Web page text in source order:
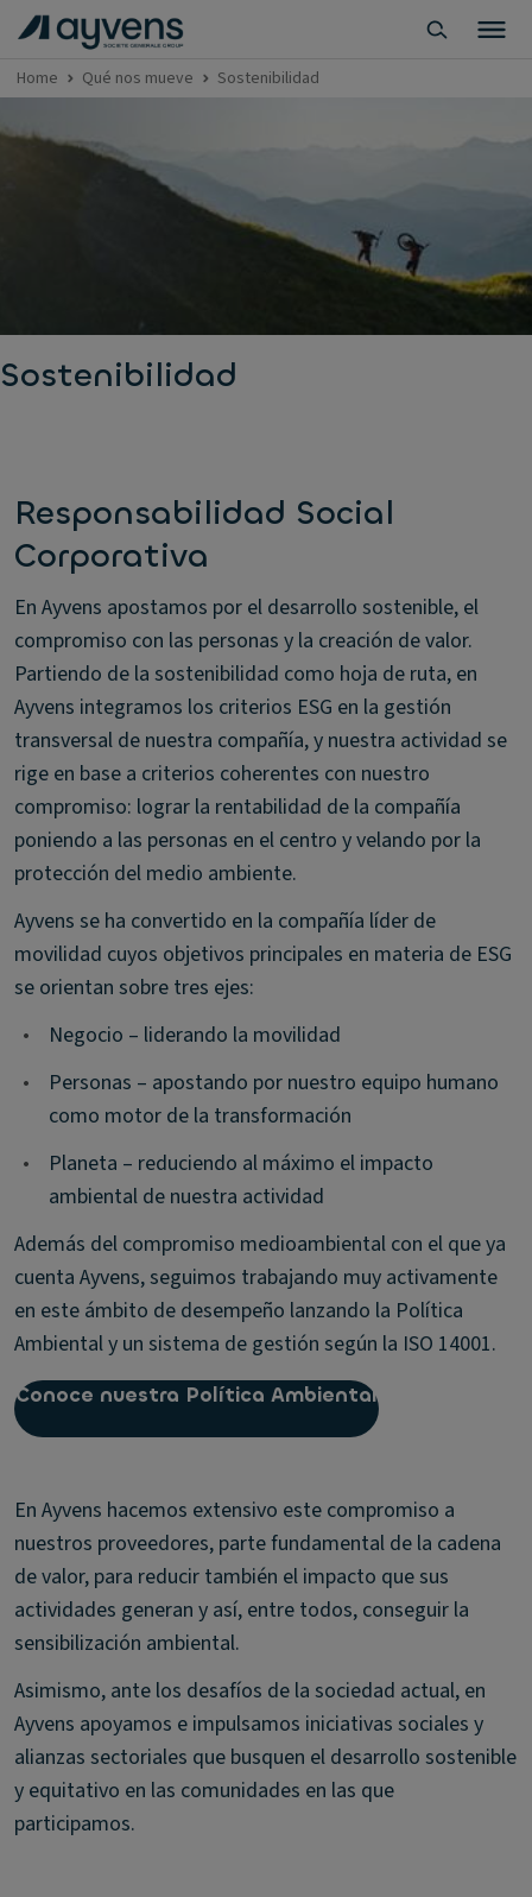
Home Qué nos mueve Sostenibilidad
Sostenibilidad
Responsabilidad Social
Corporativa
En Ayvens apostamos por el desarrollo sostenible, el
compromiso con las personas y la creación de valor.
Partiendo de la sostenibilidad como hoja de ruta, en
Ayvens integramos los criterios ESG en la gestión
transversal de nuestra compañía, y nuestra actividad se
rige en base a criterios coherentes con nuestro
compromiso: lograr la rentabilidad de la compañía
poniendo a las personas en el centro y velando por la
protección del medio ambiente.
Ayvens se ha convertido en la compañía líder de
movilidad cuyos objetivos principales en materia de ESG
se orientan sobre tres ejes:
•
Negocio – liderando la movilidad
•
Personas – apostando por nuestro equipo humano
como motor de la transformación
•
Planeta – reduciendo al máximo el impacto
ambiental de nuestra actividad
Además del compromiso medioambiental con el que ya
cuenta Ayvens, seguimos trabajando muy activamente
en este ámbito de desempeño lanzando la Política
Ambiental y un sistema de gestión según la ISO 14001.
Conoce nuestra Política Ambiental
En Ayvens hacemos extensivo este compromiso a
nuestros proveedores, parte fundamental de la cadena
de valor, para reducir también el impacto que sus
actividades generan y así, entre todos, conseguir la
sensibilización ambiental.
Asimismo, ante los desafíos de la sociedad actual, en
Ayvens apoyamos e impulsamos iniciativas sociales y
alianzas sectoriales que busquen el desarrollo sostenible
y equitativo en las comunidades en las que
participamos.